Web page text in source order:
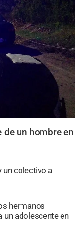
de un hombre en
un colectivo a
hermanos
un adolescente en